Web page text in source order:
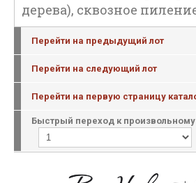
дерева), сквозное
Перейти на предыдущий лот
Перейти на следующий лот
Перейти на первую страницу
Быстрый переход к произвольному